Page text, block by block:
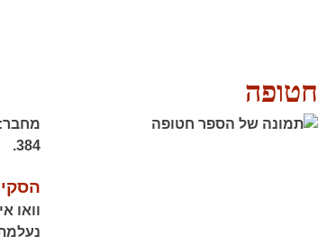
חטופה
מחבר:
384.
וואו